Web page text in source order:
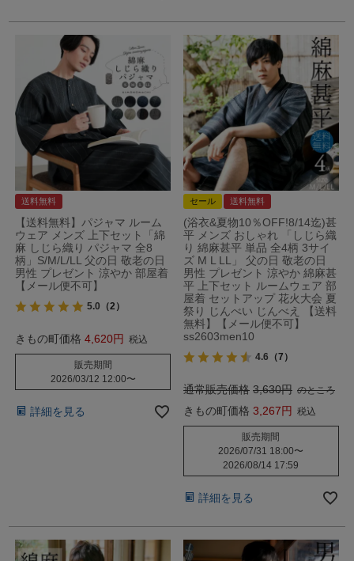
送料無料
【送料無料】パジャマ ルーム
ウェア メンズ 上下セット「綿
麻 しじら織り パジャマ 全8
柄」S/M/L/LL 父の日 敬老の日
男性 プレゼント 涼やか 部屋着
【メール便不可】
5.0 （2）
きもの町価格 4,620 税込
販売期間
2026/03/12 12:00〜
詳細を見る
セール 送料無料
(浴衣&夏物10％OFF!8/14迄)甚
平 メンズ おしゃれ 「しじら織
り 綿麻甚平 単品 全4柄 3サイ
ズ M L LL」 父の日 敬老の日
男性 プレゼント 涼やか 綿麻甚
平 上下セット ルームウェア 部
屋着 セットアップ 花火大会 夏
祭り じんべい じんべえ 【送料
無料】【メール便不可】
ss2603men10
4.6 （7）
通常販売価格 3,630 のところ
きもの町価格 3,267 税込
販売期間
2026/07/31 18:00〜
2026/08/14 17:59
詳細を見る